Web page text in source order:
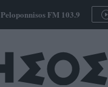
Peloponnisos FM 103.9